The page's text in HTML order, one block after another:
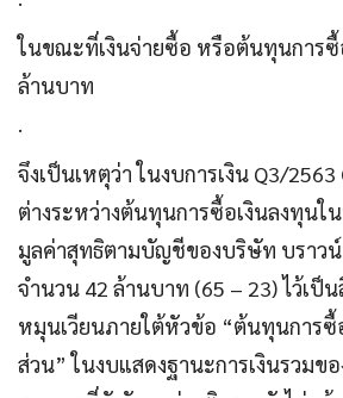
ในขณะที่เงินจ่ายซื้อ หรือต้นทุนการซื้
ล้านบาท
.
จึงเป็นเหตุว่า ในงบการเงิน Q3/
ต่างระหว่างต้นทุนการซื้อเงินลงทุนใ
มูลค่าสุทธิตามบัญชีของบริษัท บราวน์
จำนวน 42 ล้านบาท (65 – 23) ไว้เป็
หมุนเวียนภายใต้หัวข้อ “ต้นทุนการซื้
ส่วน” ในงบแสดงฐานะการเงินรวมขอ